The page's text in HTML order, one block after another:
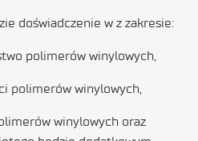
doświadczenie w z zakresie:
polimerów winylowych,
polimerów winylowych,
winylowych oraz